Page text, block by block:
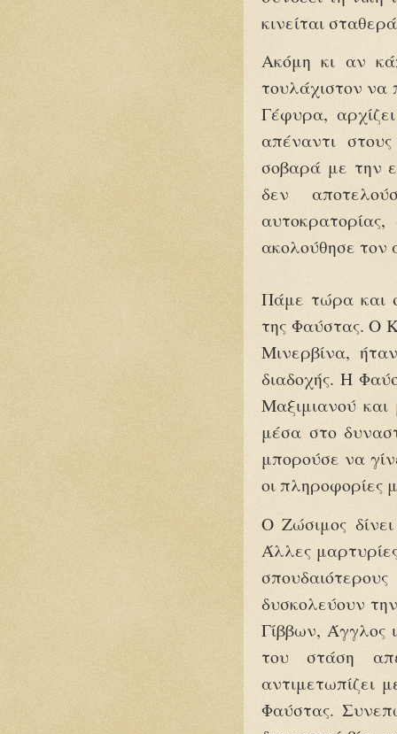
κινείται
Ακόμη κι αν
τουλάχιστον να
Γέφυρα,
απέναντι
σοβαρά με την
δεν
ακολούθησε τον
Πάμε τώρα και
της Φαύστας. Ο
Μινερβίνα,
διαδοχής. Η
Μαξιμιανού
μέσα στο
μπορούσε να
οι πληροφορίες
Ο Ζώσιμος
Άλλες
δυσκολεύουν
Γίββων, Άγγλος
του στάση
αντιμετωπίζει
Φαύστας.